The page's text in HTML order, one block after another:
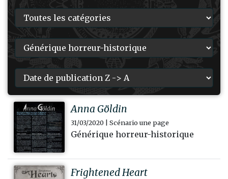
Anna Göldin
31/03/2020 | Scénario une page
Générique horreur-historique
Frightened Heart